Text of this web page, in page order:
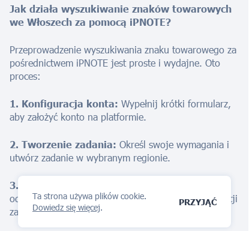
Ta strona używa plików cookie.
Dowiedz się więcej.
PRZYJĄĆ
Jak działa wyszukiwanie znaków towarowych
we Włoszech za pomocą iPNOTE?
Przeprowadzenie wyszukiwania znaku towarowego za
pośrednictwem iPNOTE jest proste i wydajne. Oto
proces:
1. Konfiguracja konta: Wypełnij krótki formularz,
aby założyć konto na platformie.
2. Tworzenie zadania: Określ swoje wymagania i
utwórz zadanie w wybranym regionie.
3. Wybór wykonawcy:
odpowiednich wykonawców na podstawie specyfikacji
zadania. Wybierz spośród podanych opcji.